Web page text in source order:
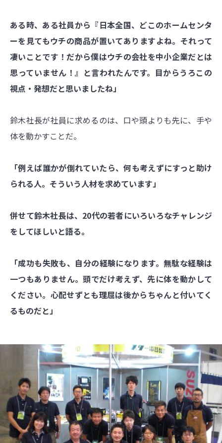
ある時、ある社員から『日本全国、どこのホームセンタ
ーを見てもウチの商品が置いてありますよね。それって
凄いことです！だから僕はウチの会社を中小企業だとは
思っていません！』と言われたんです。目からうろこの
視点・発想だと思いましたね」
鈴木社長が社員に求めるのは、口や頭よりも先に、手や
体を動かすことだ。
「例えば誰かが倒れていたら、何も考えずにすっと助け
られる人。そういう人材を求めています」
併せて鈴木社長は、20代の若者にいろいろなチャレンジ
をしてほしいと語る。
「成功も失敗も、自分の経験になります。無駄な経験は
一つもありません。頭でだけ考えず、先に体を動かして
ください。心配せずとも理屈は後からちゃんと付いてく
るものだと」